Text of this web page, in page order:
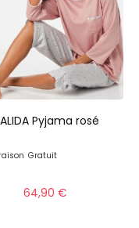
Pyjama rosé
Gratuit
64,90€